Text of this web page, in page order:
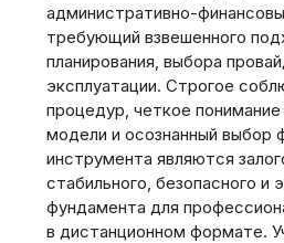
административно-
требующий взвешенного
планирования, выбора
эксплуатации. Строгое
процедур, четкое
модели и осознанный выбор
инструмента являются
стабильного, безопасного и
фундамента для
в дистанционном формате.